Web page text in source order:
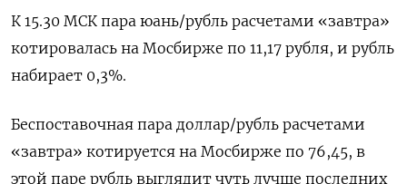
К 15.30 МСК пара ‌юань/рубль расчетами «завтра»
котировалась на Мосбирже по 11,17 рубля, и рубль
набирает 0,3%.
Беспоставочная пара доллар/рубль расчетами
«завтра» котируется на Мосбирже по 76,45, в
этой паре рубль выглядит чуть лучше последних